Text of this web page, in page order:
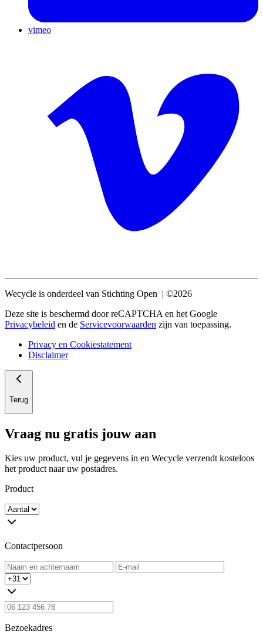
vimeo
Wecycle is onderdeel van Stichting Open | ©2026
Deze site is beschermd door reCAPTCHA en het Google
Privacybeleid en de Servicevoorwaarden zijn van toepassing.
Privacy en Cookiestatement
Disclaimer
Terug
Vraag nu gratis jouw aan
Kies uw product, vul je gegevens in en Wecycle verzendt kosteloos
het product naar uw postadres.
Product
Contactpersoon
Bezoekadres